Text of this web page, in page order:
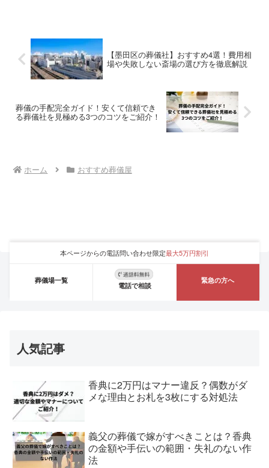
【墨田区の葬儀社】おすすめ4選！費用相
場や失敗しない斎場の選び方を徹底解説
葬儀の手配完全ガイド！安くて信頼でき
る葬儀社を見極める3つのコツをご紹介！
ホーム おすすめ葬儀屋
本ページからの電話問い合わせ限定最大5万円割引
葬儀場一覧
電話で相談
緊急の方へ
人気記事
香典に2万円はマナー違反？偶数がダ
メな理由とお札を3枚にする対処法
義父の葬儀で嫁がすべきことは？香典
の金額や手伝いの範囲・失礼のない作
法